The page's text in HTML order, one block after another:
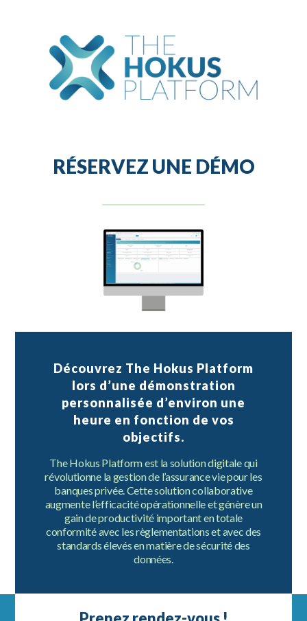
RÉSERVEZ UNE DÉMO
Découvrez The Hokus Platform
lors d’une démonstration
personnalisée d’environ une
heure en fonction de vos
objectifs.
The Hokus Platform est la solution digitale qui
révolutionne la gestion de l’assurance vie pour les
banques privée. Cette solution collaborative
augmente l’efficacité opérationnelle et génère un
gain de productivité important en totale
conformité avec les règlementations et avec des
standards élevés en matière de sécurité des
données.